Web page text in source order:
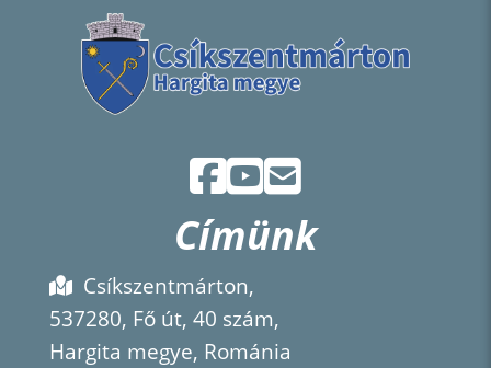
Címünk
Csíkszentmárton,
537280, Fő út, 40 szám,
Hargita megye, Románia